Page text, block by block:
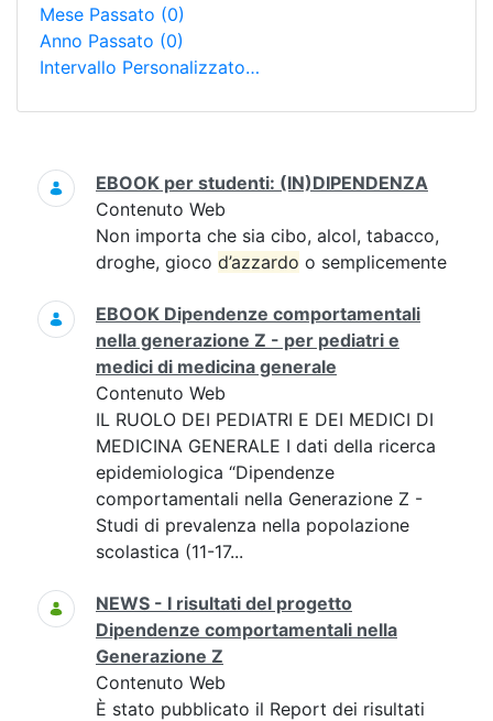
Mese Passato (0)
Anno Passato (0)
Intervallo Personalizzato…
Ricerca
EBOOK per studenti: (IN)DIPENDENZA
Contenuto Web
Non importa che sia cibo, alcol, tabacco,
droghe, gioco d’azzardo o semplicemente
EBOOK Dipendenze comportamentali
nella generazione Z - per pediatri e
medici di medicina generale
Contenuto Web
IL RUOLO DEI PEDIATRI E DEI MEDICI DI
MEDICINA GENERALE I dati della ricerca
epidemiologica “Dipendenze
comportamentali nella Generazione Z -
Studi di prevalenza nella popolazione
scolastica (11-17...
NEWS - I risultati del progetto
Dipendenze comportamentali nella
Generazione Z
Contenuto Web
È stato pubblicato il Report dei risultati